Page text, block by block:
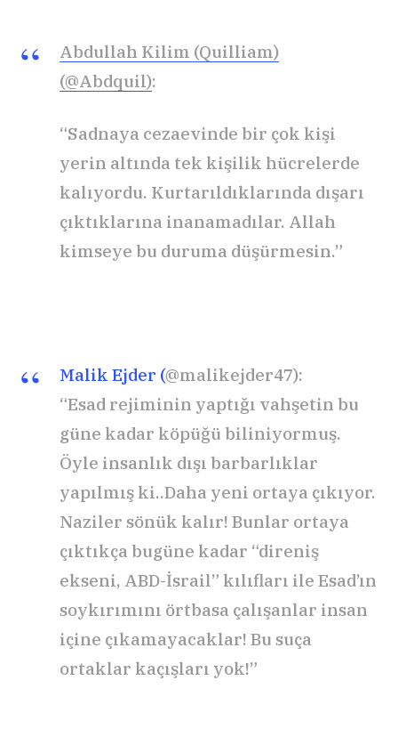
Abdullah Kilim (Quilliam)
(@Abdquil):
“Sadnaya cezaevinde bir çok kişi
yerin altında tek kişilik hücrelerde
kalıyordu. Kurtarıldıklarında dışarı
çıktıklarına inanamadılar. Allah
kimseye bu duruma düşürmesin.”
Malik Ejder (@malikejder47):
“Esad rejiminin yaptığı vahşetin bu
güne kadar köpüğü biliniyormuş.
Öyle insanlık dışı barbarlıklar
yapılmış ki..Daha yeni ortaya çıkıyor.
Naziler sönük kalır! Bunlar ortaya
çıktıkça bugüne kadar “direniş
ekseni, ABD-İsrail” kılıfları ile Esad’ın
soykırımını örtbasa çalışanlar insan
içine çıkamayacaklar! Bu suça
ortaklar kaçışları yok!”